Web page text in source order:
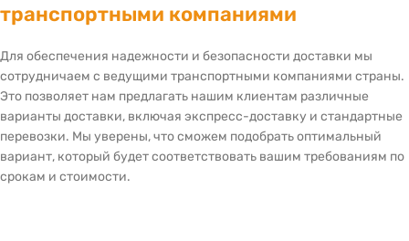
транспортными компаниями
Для обеспечения надежности и безопасности доставки мы
сотрудничаем с ведущими транспортными компаниями страны.
Это позволяет нам предлагать нашим клиентам различные
варианты доставки, включая экспресс-доставку и стандартные
перевозки. Мы уверены, что сможем подобрать оптимальный
вариант, который будет соответствовать вашим требованиям по
срокам и стоимости.